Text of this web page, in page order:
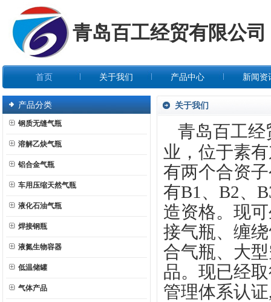
青岛百工经贸有限公司
首页 关于我们 产品中心 新闻资
产品分类
钢质无缝气瓶
溶解乙炔气瓶
铝合金气瓶
车用压缩天然气瓶
液化石油气瓶
焊接钢瓶
液氮生物容器
低温储罐
气体产品
关于我们
青岛百工
业，位于素
有两个合资
有B1、B2、
造资格。现
接气瓶、缠
合气瓶、大
品。现已经
管理体系认